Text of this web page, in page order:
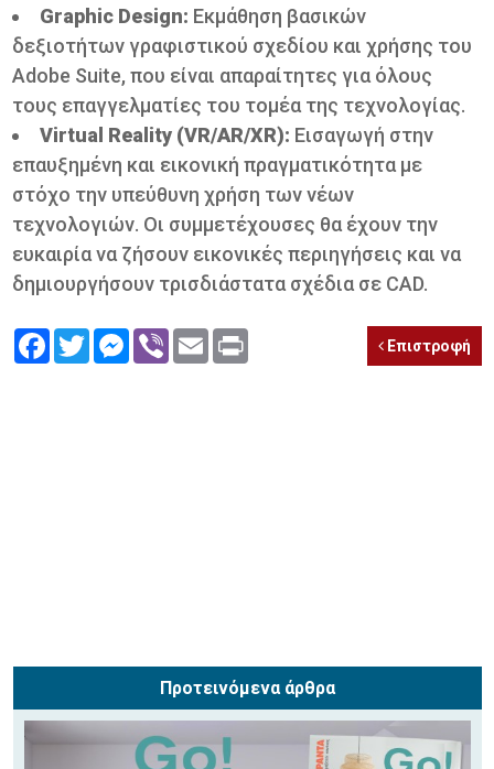
Graphic Design: Εκμάθηση βασικών
δεξιοτήτων γραφιστικού σχεδίου και χρήσης του
Adobe Suite, που είναι απαραίτητες για όλους
τους επαγγελματίες του τομέα της τεχνολογίας.
Virtual Reality (VR/AR/XR): Εισαγωγή στην
επαυξημένη και εικονική πραγματικότητα με
στόχο την υπεύθυνη χρήση των νέων
τεχνολογιών. Οι συμμετέχουσες θα έχουν την
ευκαιρία να ζήσουν εικονικές περιηγήσεις και να
δημιουργήσουν τρισδιάστατα σχέδια σε CAD.
FacebookTwitterMessenger
Viber Email Επιστροφή
Προτεινόμενα άρθρα